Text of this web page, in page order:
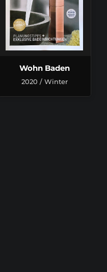
Wohn Baden
2020 / Winter